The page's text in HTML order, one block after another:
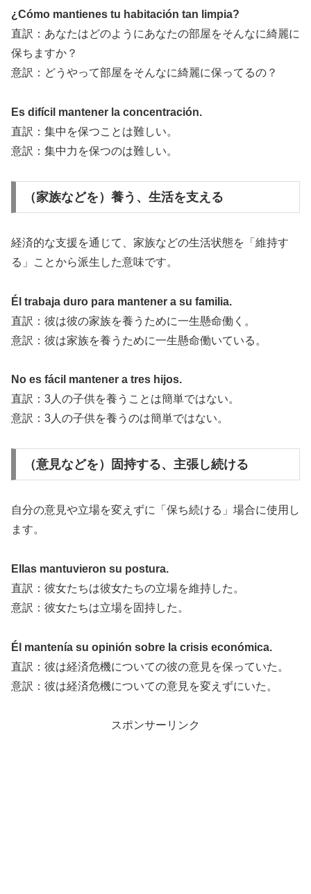
¿Cómo mantienes tu habitación tan limpia?
直訳：あなたはどのようにあなたの部屋をそんなに綺麗に
保ちますか？
意訳：どうやって部屋をそんなに綺麗に保ってるの？
Es difícil mantener la concentración.
直訳：集中を保つことは難しい。
意訳：集中力を保つのは難しい。
（家族などを）養う、生活を支える
経済的な支援を通じて、家族などの生活状態を「維持す
る」ことから派生した意味です。
Él trabaja duro para mantener a su familia.
直訳：彼は彼の家族を養うために一生懸命働く。
意訳：彼は家族を養うために一生懸命働いている。
No es fácil mantener a tres hijos.
直訳：3人の子供を養うことは簡単ではない。
意訳：3人の子供を養うのは簡単ではない。
（意見などを）固持する、主張し続ける
自分の意見や立場を変えずに「保ち続ける」場合に使用し
ます。
Ellas mantuvieron su postura.
直訳：彼女たちは彼女たちの立場を維持した。
意訳：彼女たちは立場を固持した。
Él mantenía su opinión sobre la crisis económica.
直訳：彼は経済危機についての彼の意見を保っていた。
意訳：彼は経済危機についての意見を変えずにいた。
スポンサーリンク